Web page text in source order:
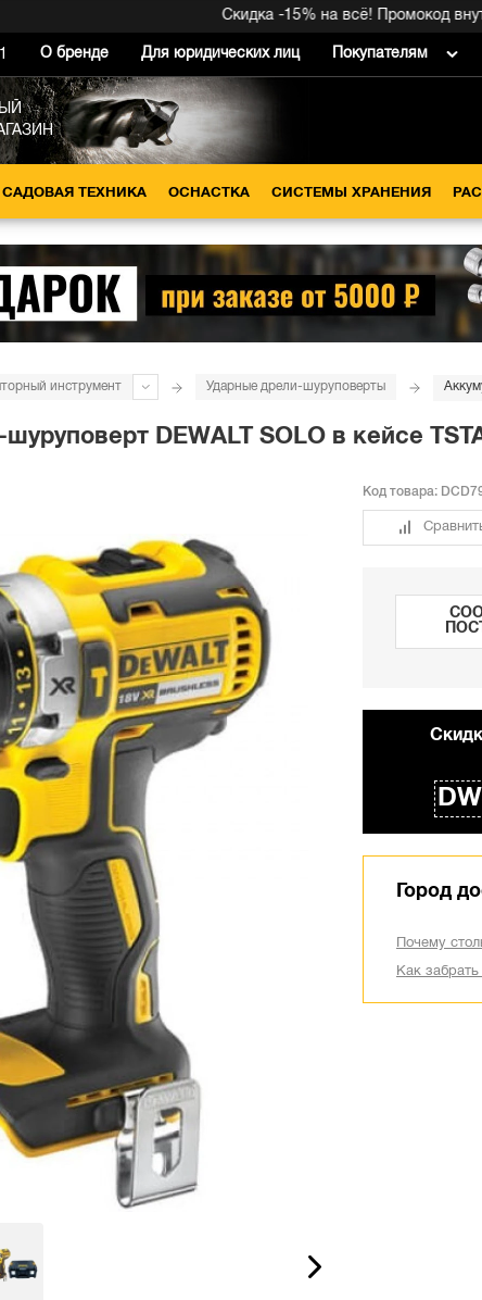
Скидка -15% на всё! Промокод внутри
О бренде Для юридических лиц Покупателям
САДОВАЯ ТЕХНИКА ОСНАСТКА СИСТЕМЫ ХРАНЕНИЯ
инструмент Ударные дрели-шуруповерты
DEWALT SOLO в кейсе
Код товара:
Город
Почему
Как